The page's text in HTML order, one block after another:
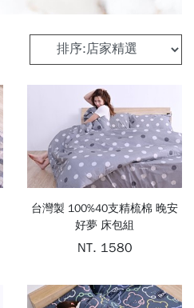
台灣製 100%40支精梳棉 晚安
好夢 床包組
NT. 1580